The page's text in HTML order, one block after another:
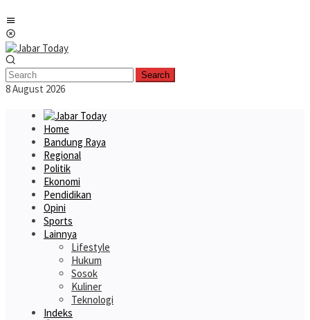
to
content
Search
8 August 2026
Home
Bandung Raya
Regional
Politik
Ekonomi
Pendidikan
Opini
Sports
Lainnya
Lifestyle
Hukum
Sosok
Kuliner
Teknologi
Indeks